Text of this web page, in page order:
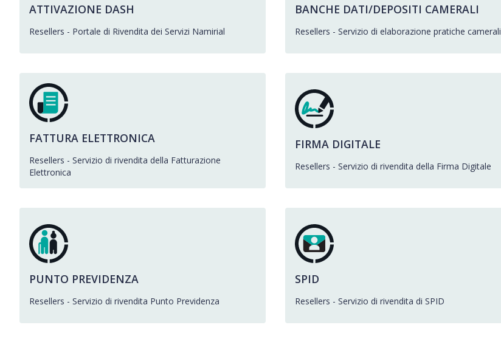
ATTIVAZIONE DASH
Resellers - Portale di Rivendita dei Servizi Namirial
BANCHE DATI/DEPOSITI CAMERALI
Resellers - Servizio di elaborazione pratiche camerali
FATTURA ELETTRONICA
Resellers - Servizio di rivendita della Fatturazione
Elettronica
FIRMA DIGITALE
Resellers - Servizio di rivendita della Firma Digitale
PUNTO PREVIDENZA
Resellers - Servizio di rivendita Punto Previdenza
SPID
Resellers - Servizio di rivendita di SPID